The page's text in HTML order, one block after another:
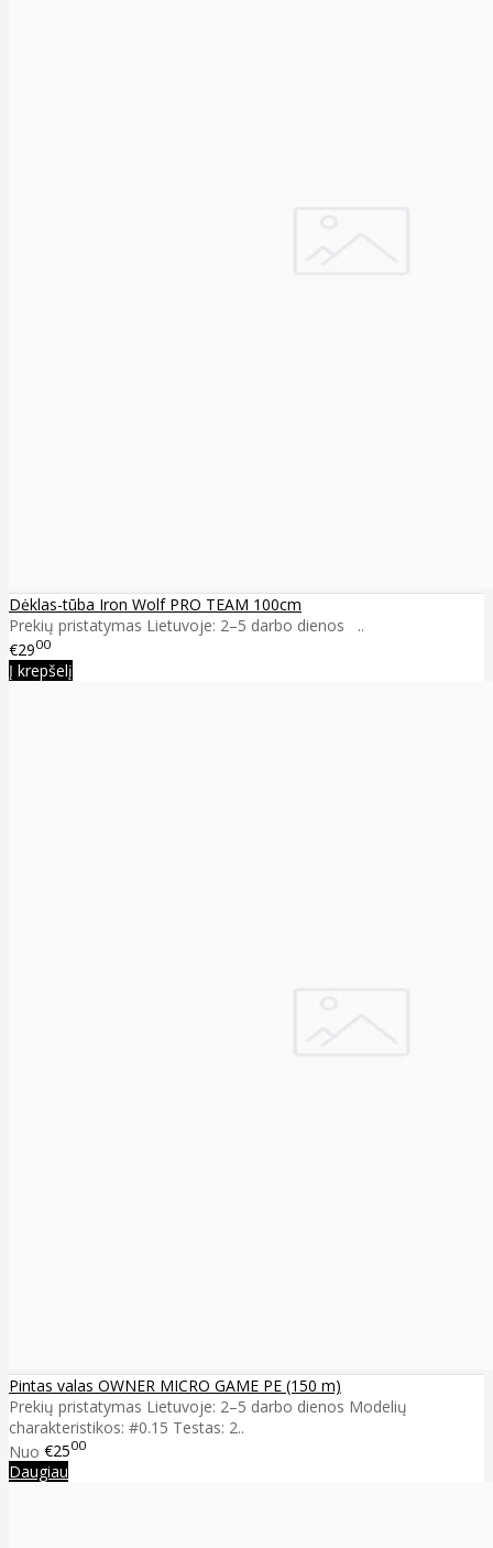
Dėklas-tūba Iron Wolf PRO TEAM 100cm
Prekių pristatymas Lietuvoje: 2–5 darbo dienos ..
€2900
Į krepšelį
Pintas valas OWNER MICRO GAME PE (150 m)
Prekių pristatymas Lietuvoje: 2–5 darbo dienos Modelių
charakteristikos: #0.15 Testas: 2..
Nuo €2500
Daugiau